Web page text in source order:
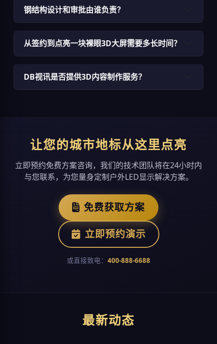
钢结构设计和审批由谁负责？
从签约到点亮一块裸眼3D大屏需要多长时间？
DB视讯是否提供3D内容制作服务？
让您的城市地标从这里点亮
立即预约免费方案咨询，我们的技术团队将在24小时内
与您联系，为您量身定制户外LED显示解决方案。
免费获取方案
立即预约演示
或直接致电： 400-888-6688
最新动态